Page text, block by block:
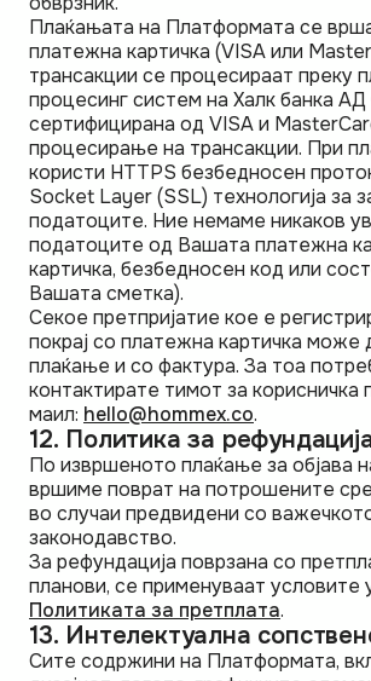
Плаќањата на Платформата се
платежна картичка (VISA или
трансакции се процесираат преку
процесинг систем на Халк банка АД
сертифицирана од VISA и
процесирање на трансакции. При
користи HTTPS безбедносен
Socket Layer (SSL) технологија за
податоците. Ние немаме никаков
податоците од Вашата платежна
картичка, безбедносен код или
Вашата сметка).
Секое претпријатие кое е
покрај со платежна картичка може
плаќање и со фактура. За тоа
контактирате тимот за
маил: hello@hommex.co.
12. Политика за
По извршеното плаќање за објава
вршиме поврат на потрошените
во случаи предвидени со
законодавство.
За рефундација поврзана со
планови, се применуваат условите
Политиката за претплата.
13. Интелектуална
Сите содржини на Платформата,